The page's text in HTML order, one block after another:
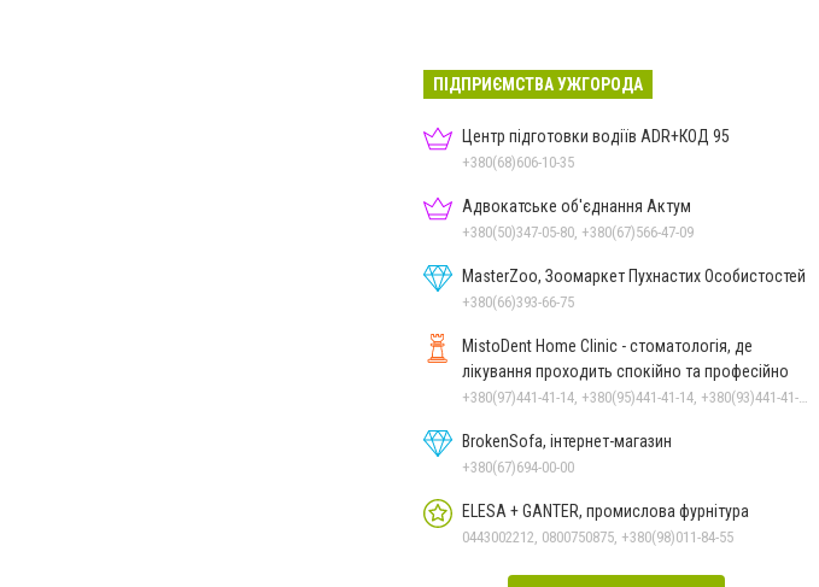
полеглим захисником
Артемом Ромчаком
19 липня
ПІДПРИЄМСТВА УЖГОРОДА
Центр підготовки водіїв ADR+КОД 95
+380(68)606-10-35
Адвокатське об'єднання Актум
+380(50)347-05-80, +380(67)566-47-09
MasterZoo, Зоомаркет Пухнастих Особистостей
+380(66)393-66-75
MistoDent Home Clinic - стоматологія, де
лікування проходить спокійно та професійно
+380(97)441-41-14, +380(95)441-41-14, +380(93)441-41-14
BrokenSofa, інтернет-магазин
+380(67)694-00-00
ELESA + GANTER, промислова фурнітура
0443002212, 0800750875, +380(98)011-84-55